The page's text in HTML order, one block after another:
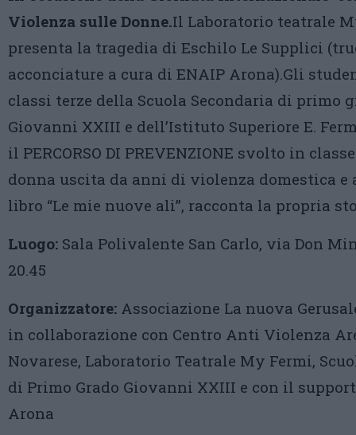
Violenza sulle Donne.Il Laboratorio teatrale
presenta la tragedia di Eschilo Le Supplici
acconciature a cura di ENAIP Arona).Gli
classi terze della Scuola Secondaria di primo
Giovanni XXIII e dell’Istituto Superiore E.
il PERCORSO DI PREVENZIONE svolto in
donna uscita da anni di violenza domestica e
libro “Le mie nuove ali”, racconta la propria
Luogo: Sala Polivalente San Carlo, via Don
20.45
Organizzatore: Associazione La nuova
in collaborazione con Centro Anti Violenza
Novarese, Laboratorio Teatrale My Fermi,
di Primo Grado Giovanni XXIII e con il
Arona